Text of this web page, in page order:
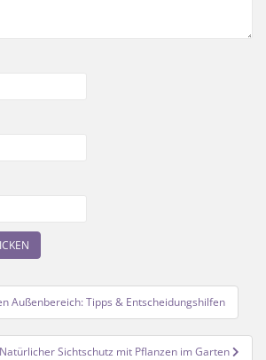
Außenbereich: Tipps & Entscheidungshilfen
Natürlicher Sichtschutz mit Pflanzen im Garten